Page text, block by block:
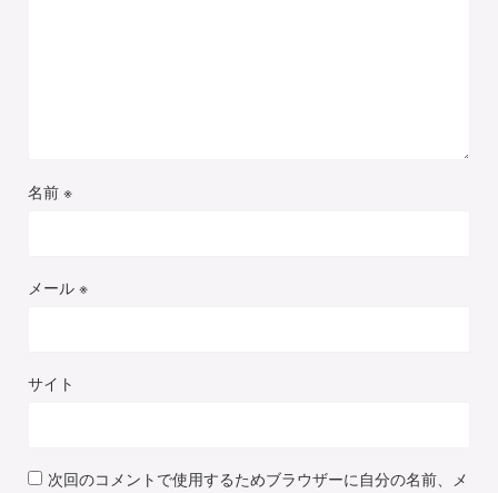
名前 ※
メール ※
サイト
次回のコメントで使用するためブラウザーに自分の名前、メ